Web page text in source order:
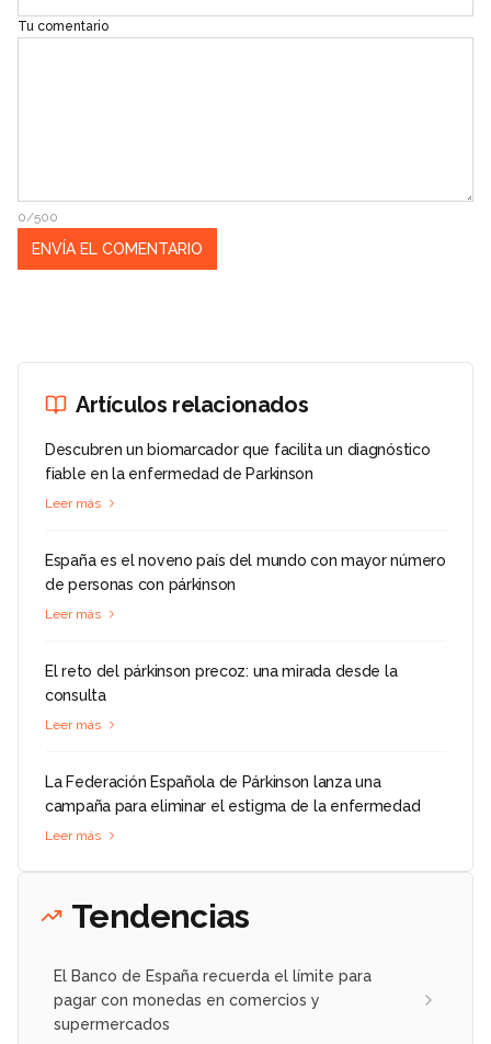
Tu comentario
0/500
Artículos relacionados
Descubren un biomarcador que facilita un diagnóstico
fiable en la enfermedad de Parkinson
Leer más
España es el noveno país del mundo con mayor número
de personas con párkinson
Leer más
El reto del párkinson precoz: una mirada desde la
consulta
Leer más
La Federación Española de Párkinson lanza una
campaña para eliminar el estigma de la enfermedad
Leer más
Tendencias
El Banco de España recuerda el límite para
pagar con monedas en comercios y
supermercados